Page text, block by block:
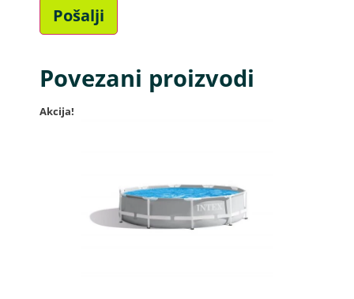
Povezani proizvodi
Akcija!